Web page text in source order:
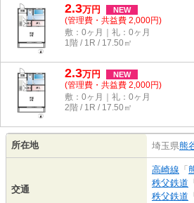
2.3万円 NEW
(管理費・共益費 2,000円)
敷：0ヶ月｜礼：0ヶ月
1階 / 1R / 17.50㎡
2.3万円 NEW
(管理費・共益費 2,000円)
敷：0ヶ月｜礼：0ヶ月
2階 / 1R / 17.50㎡
所在地 埼玉県熊
交通
高崎線 「
秩父鉄道 「
秩父鉄道 「